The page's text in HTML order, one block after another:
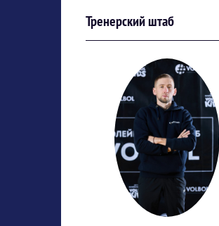
Тренерский штаб